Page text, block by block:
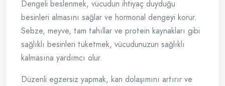
Dengeli beslenmek, vücudun ihtiyaç duyduğu
besinleri almasını sağlar ve hormonal dengeyi korur.
Sebze, meyve, tam tahıllar ve protein kaynakları gibi
sağlıklı besinleri tüketmek, vücudunuzun sağlıklı
kalmasına yardımcı olur.
Düzenli egzersiz yapmak, kan dolaşımını artırır ve